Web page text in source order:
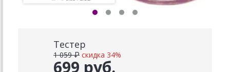
Тестер
699 руб.
1 059 ₽ скидка 34%